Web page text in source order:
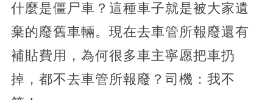
什麼是僵尸車？這種車子就是被大家遺
棄的廢舊車輛。現在去車管所報廢還有
補貼費用，為何很多車主寧愿把車扔
掉，都不去車管所報廢？司機：我不